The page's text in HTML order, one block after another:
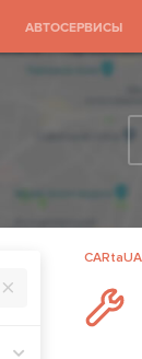
АВТОСЕРВИСЫ
CARtaUA